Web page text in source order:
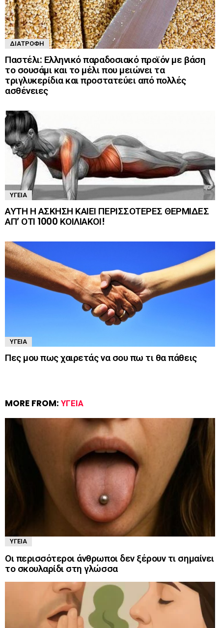
ΔΙΑΤΡΟΦΉ
Παστέλι: Ελληνικό παραδοσιακό προϊόν με βάση
το σουσάμι και το μέλι που μειώνει τα
τριγλυκερίδια και προστατεύει από πολλές
ασθένειες
ΥΓΕΊΑ
ΑΥΤΗ Η ΑΣΚΗΣΗ ΚΑΙΕΙ ΠΕΡΙΣΣΟΤΕΡΕΣ ΘΕΡΜΙΔΕΣ
ΑΠ’ ΟΤΙ 1000 ΚΟΙΛΙΑΚΟΙ!
ΥΓΕΊΑ
Πες μου πως χαιρετάς να σου πω τι θα πάθεις
MORE FROM: ΥΓΕΊΑ
ΥΓΕΊΑ
Οι περισσότεροι άνθρωποι δεν ξέρουν τι σημαίνει
το σκουλαρίδι στη γλώσσα